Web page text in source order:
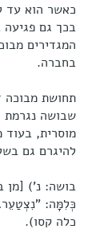
כאשר הוא עד
בכך גם
המגדירים
בחברה.
תחושת מבוכה
שבושה נגרמת
מוסרית,
להיגרם גם
כְּלִמָּה:
כלה קסו).